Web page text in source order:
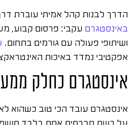
הדרך לבנות קהל אמיתי עוברת
באינסטגרם עקבי: פרסום קבוע,
ושיתופי פעולה עם גורמים בתחום.
אפקטיבי נמדד באיכות
אינסטגרם כחלק
אינסטגרם עובד הכי טוב